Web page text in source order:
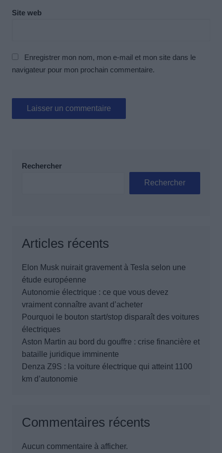
Site web
Enregistrer mon nom, mon e-mail et mon site dans le
navigateur pour mon prochain commentaire.
Rechercher
Rechercher
Articles récents
Elon Musk nuirait gravement à Tesla selon une
étude européenne
Autonomie électrique : ce que vous devez
vraiment connaître avant d’acheter
Pourquoi le bouton start/stop disparaît des voitures
électriques
Aston Martin au bord du gouffre : crise financière et
bataille juridique imminente
Denza Z9S : la voiture électrique qui atteint 1100
km d’autonomie
Commentaires récents
Aucun commentaire à afficher.